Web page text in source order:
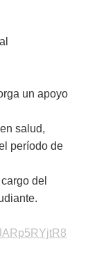
un apoyo
salud,
período de
del